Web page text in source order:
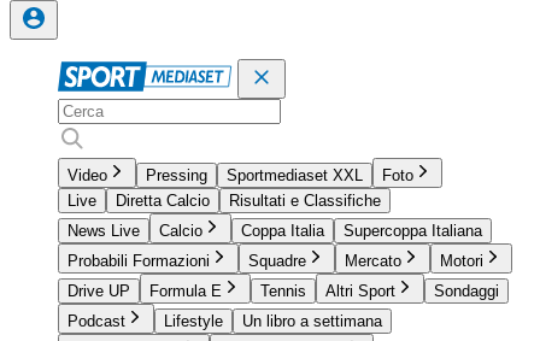
Video Pressing Sportmediaset XXL
Foto
Live
Diretta Calcio
Risultati e Classifiche
News Live
Calcio Coppa Italia
Supercoppa Italiana
Probabili Formazioni
Squadre Mercato
Motori
Drive UP
Formula E Tennis Altri Sport
Sondaggi
Podcast
Lifestyle
Un libro a settimana